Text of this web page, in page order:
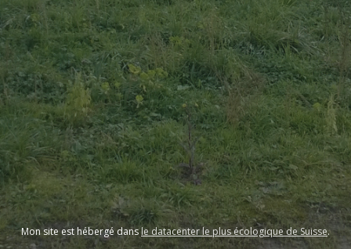
Mon site est hébergé dansle datacenter le plus écologique de Suisse.